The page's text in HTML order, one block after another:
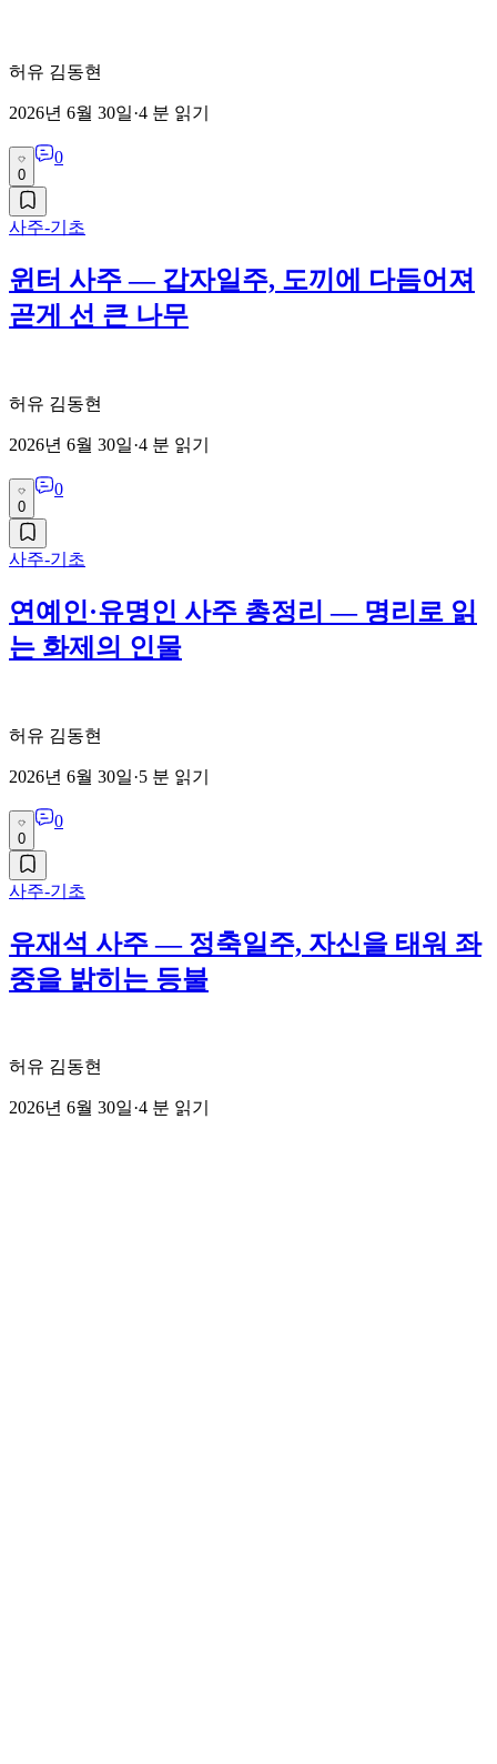
허유 김동현
2026년 6월 30일·4 분 읽기
0
0
사주-기초
윈터 사주 — 갑자일주, 도끼에 다듬어져
곧게 선 큰 나무
허유 김동현
2026년 6월 30일·4 분 읽기
0
0
사주-기초
연예인·유명인 사주 총정리 — 명리로 읽
는 화제의 인물
허유 김동현
2026년 6월 30일·5 분 읽기
0
0
사주-기초
유재석 사주 — 정축일주, 자신을 태워 좌
중을 밝히는 등불
허유 김동현
2026년 6월 30일·4 분 읽기